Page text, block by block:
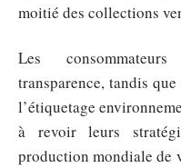
moitié des collections
Les
transparence, tandis
l’étiquetage
à revoir leurs
production mondiale de